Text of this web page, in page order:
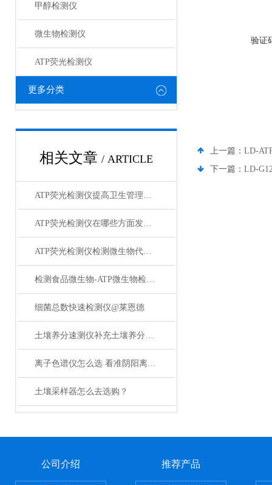
甲醇检测仪
微生物检测仪
ATP荧光检测仪
更多分类
相关文章 / ARTICLE
ATP荧光检测仪提高卫生管理效率
ATP荧光检测仪在哪些方面发挥着重要作用
ATP荧光检测仪检测微生物代谢活性
检测食品微生物-ATP微生物检测仪
细菌总数快速检测仪@莱恩德
土壤养分速测仪补充土壤养分不足
离子色谱仪怎么选 看准阴阳离子检测能力就对了
土壤采样器怎么去选购？
验证
上一篇： LD-
下一篇： LD-
公司介绍 推荐产品